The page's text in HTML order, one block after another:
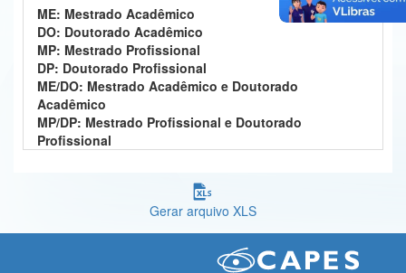
Controladoria-Geral da União
Ministério da Mulher, da Família e dos Direitos Humanos
Secretaria-Geral
Secretaria de Governo
ME: Mestrado Acadêmico
DO: Doutorado Acadêmico
MP: Mestrado Profissional
DP: Doutorado Profissional
ME/DO: Mestrado Acadêmico e Doutorado
Acadêmico
MP/DP: Mestrado Profissional e Doutorado
Profissional
Gerar arquivo XLS